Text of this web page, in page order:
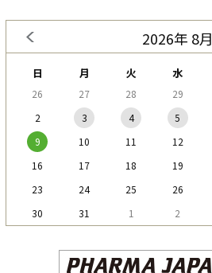
2026年 8月
日 月 火 水
26 27 28 29
2
3 4 5
9
10 11 12
16
17 18 19
23
24 25 26
30
31 1 2